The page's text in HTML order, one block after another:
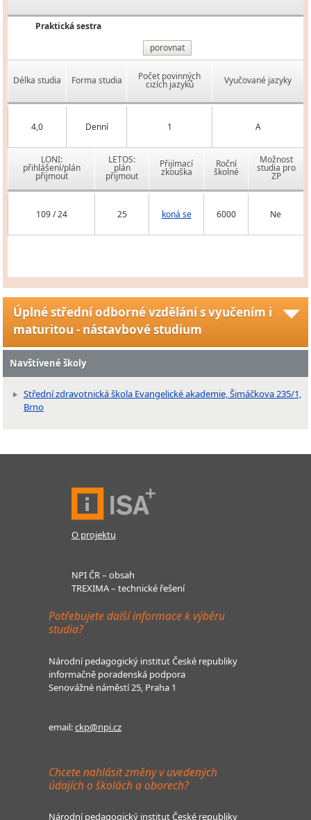
Praktická sestra
porovnat
Délka studia Forma studia Počet povinných
cizích jazyků Vyučované jazyky
4,0 Denní 1 A
LONI:
přihlášení/plán
přijmout
LETOS:
plán
přijmout
Přijímací
zkouška
Roční
školné
Možnost
studia pro
ZP
109 / 24 25 koná se 6000 Ne
Úplné střední odborné vzdělání s vyučením i
maturitou - nástavbové studium
Navštívené školy
Střední zdravotnická škola Evangelické akademie, Šimáčkova 235/1,
Brno
O projektu
NPI ČR – obsah
TREXIMA – technické řešení
Potřebujete další informace k výběru
studia?
Národní pedagogický institut České republiky
informačně poradenská podpora
Senovážné náměstí 25, Praha 1
email:ckp@npi.cz
Chcete nahlásit změny v uvedených
údajích o školách a oborech?
Národní pedagogický institut České republiky